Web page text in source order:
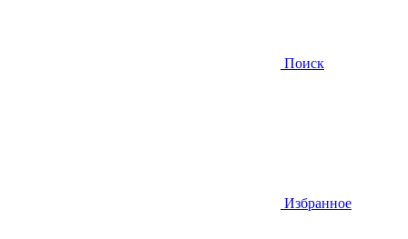
Поиск
Избранное